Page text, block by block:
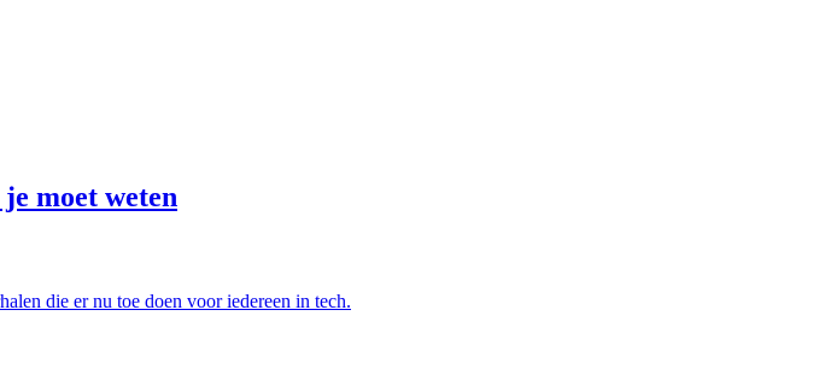
moet weten
die er nu toe doen voor iedereen in tech.